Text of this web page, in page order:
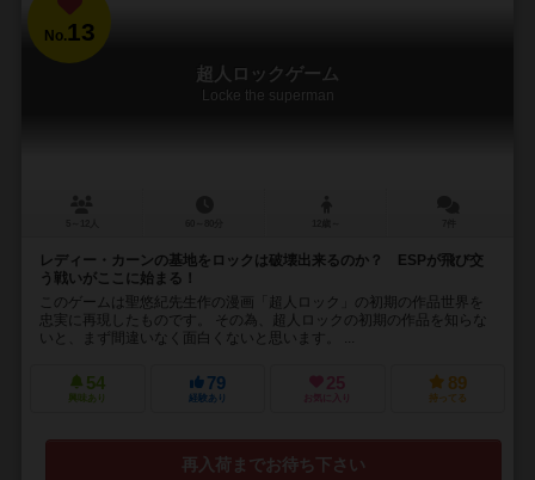
No.13
超人ロックゲーム
Locke the superman
レディー・カーンの基地をロックは破壊出来るのか？ ESPが飛び交
う戦いがここに始まる！
このゲームは聖悠紀先生作の漫画「超人ロック」の初期の作品世界を
忠実に再現したものです。 その為、超人ロックの初期の作品を知らな
いと、まず間違いなく面白くないと思います。 ...
54
興味あり
79
経験あり
25
お気に入り
89
持ってる
再入荷までお待ち下さい